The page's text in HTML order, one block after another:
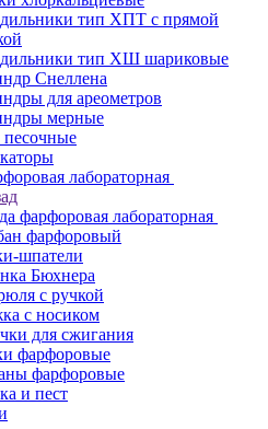
тип ХПТ с прямой
тип ХШ шариковые
Снеллена
для ареометров
мерные
лабораторная
фарфоровая лабораторная
фарфоровый
шпатели
Бюхнера
с ручкой
с носиком
для сжигания
фарфоровые
фарфоровые
и пест